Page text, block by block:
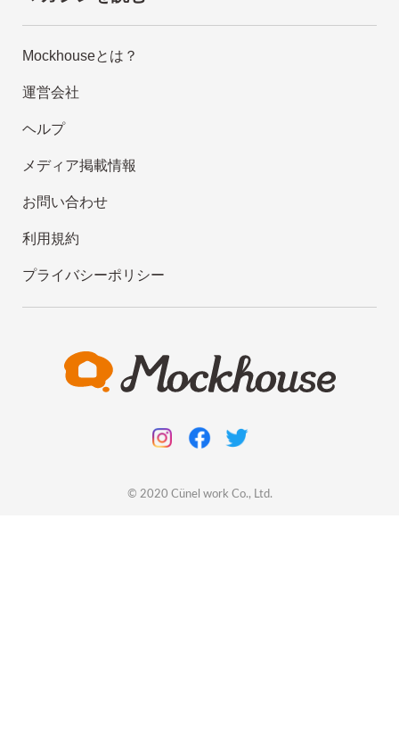
Mockhouseとは？
運営会社
ヘルプ
メディア掲載情報
お問い合わせ
利用規約
プライバシーポリシー
© 2020 Cünel work Co., Ltd.